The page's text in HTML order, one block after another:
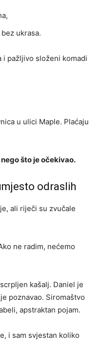
ukrasa.
i pažljivo složeni komadi
u ulici Maple. Plaćaju
što je očekivao.
odraslih
ali riječi su zvučale
ne radim, nećemo
kašalj. Daniel je
poznavao. Siromaštvo
apstraktan pojam.
i sam svjestan koliko